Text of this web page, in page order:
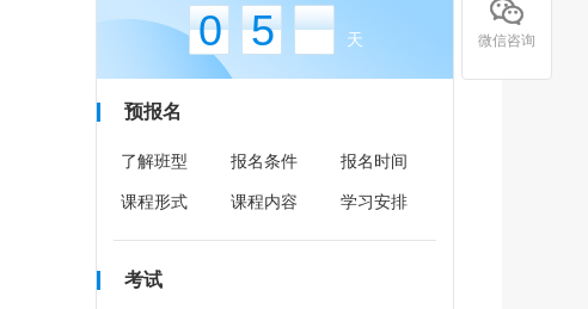
05 天
预报名
了解班型 报名条件 报名时间
课程形式 课程内容 学习安排
考试
微信咨询